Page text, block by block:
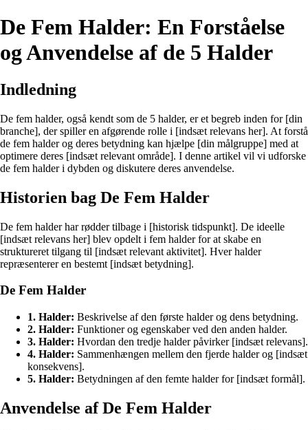
De Fem Halder: En Forståelse
og Anvendelse af de 5 Halder
Indledning
De fem halder, også kendt som de 5 halder, er et begreb inden for [din
branche], der spiller en afgørende rolle i [indsæt relevans her]. At forstå
de fem halder og deres betydning kan hjælpe [din målgruppe] med at
optimere deres [indsæt relevant område]. I denne artikel vil vi udforske
de fem halder i dybden og diskutere deres anvendelse.
Historien bag De Fem Halder
De fem halder har rødder tilbage i [historisk tidspunkt]. De ideelle
[indsæt relevans her] blev opdelt i fem halder for at skabe en
struktureret tilgang til [indsæt relevant aktivitet]. Hver halder
repræsenterer en bestemt [indsæt betydning].
De Fem Halder
1. Halder: Beskrivelse af den første halder og dens betydning.
2. Halder: Funktioner og egenskaber ved den anden halder.
3. Halder: Hvordan den tredje halder påvirker [indsæt relevans].
4. Halder: Sammenhængen mellem den fjerde halder og [indsæt
konsekvens].
5. Halder: Betydningen af den femte halder for [indsæt formål].
Anvendelse af De Fem Halder